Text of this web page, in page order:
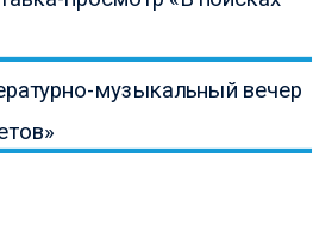
музыкальный вечер